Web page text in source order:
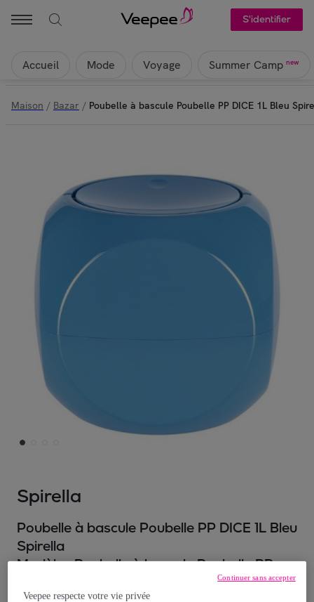
S'identifier
Accueil Mode Voyage Summer Camp new
Maison / Bazar / Poubelle à bascule Poubelle PP DICE 1L Bleu
Spirella
Poubelle à bascule Poubelle PP DICE 1L Bleu
Spirella
Modèle : Poubelle à bascule Poubelle PP
Veepee respecte votre vie privée
Continuer sans accepter